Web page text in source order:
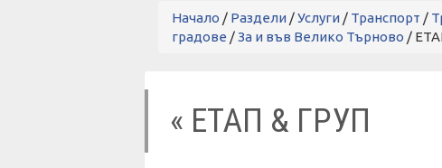
Начало / Раздели /Услуги / Транспорт /
градове /За и във Велико Търново /
« ЕТАП & ГРУП